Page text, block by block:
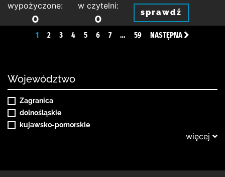
wypożyczone:
0
w czytelni:
0 sprawdź
1 2 3 4 5 6 7 … 59 NASTĘPNA
Województwo
Zagranica
dolnośląskie
kujawsko-pomorskie
więcej